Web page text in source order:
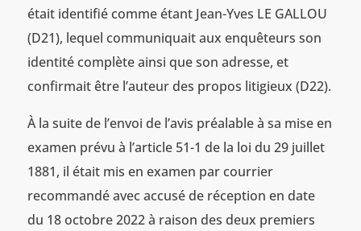
était identifié comme étant Jean-Yves LE GALLOU
(D21), lequel communiquait aux enquêteurs son
identité complète ainsi que son adresse, et
confirmait être l’auteur des propos litigieux (D22).
À la suite de l’envoi de l’avis préalable à sa mise en
examen prévu à l’article 51-1 de la loi du 29 juillet
1881, il était mis en examen par courrier
recommandé avec accusé de réception en date
du 18 octobre 2022 à raison des deux premiers